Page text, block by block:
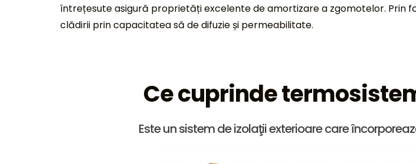
întrețesute asigură proprietăți excelente de amortizare a zgomotelor. Prin
clădirii prin capacitatea să de difuzie și permeabilitate.
Ce cuprinde
Este un sistem de izolaţii exterioare care